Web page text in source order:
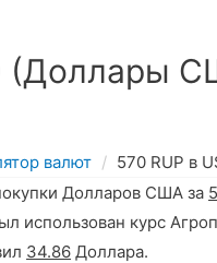
(Доллары
валют
570 RUP в
Долларов США за
использован курс
34.86 Доллара.